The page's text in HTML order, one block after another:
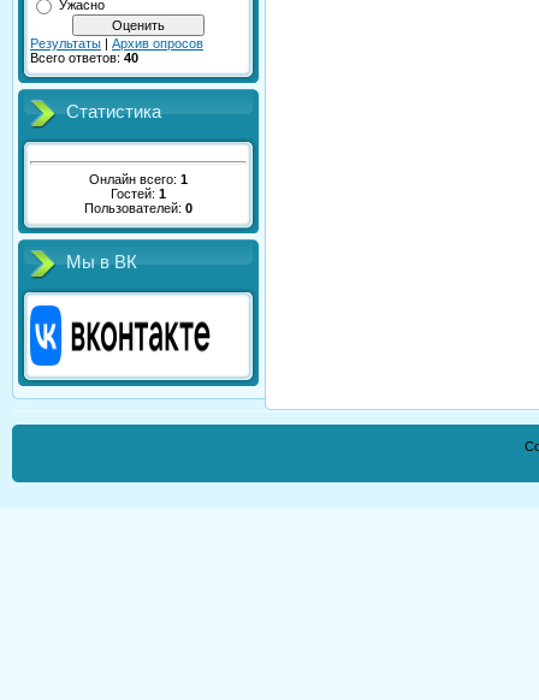
Ужасно
Результаты | Архив опросов
Всего ответов: 40
Статистика
Онлайн всего: 1
Гостей: 1
Пользователей: 0
Мы в ВК